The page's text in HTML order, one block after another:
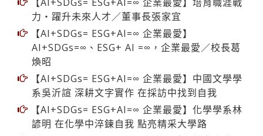
【AI+SDGs= ESG+AI=∞ 企業最愛】培育職涯戰
力‧躍升未來人才／董事長張家宜
【AI+SDGs= ESG+AI=∞ 企業最愛】
AI+SDGs=∞、ESG+ AI =∞，企業最愛／校長葛
煥昭
【AI+SDGs= ESG+AI=∞ 企業最愛】中國文學學
系吳沂諠 深耕文字實作 在採訪中找到自我
【AI+SDGs= ESG+AI=∞ 企業最愛】化學學系林
諺明 在化學中淬鍊自我 點亮精采大學路